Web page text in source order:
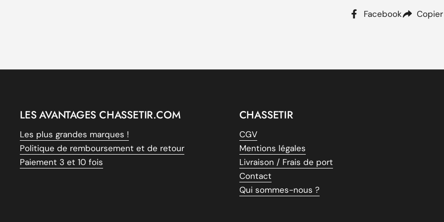
Stabilité au sol :
solide, même par
Manège
formes
créent une attraction
chances de succès
intempéries, offrant
extérieures les plus
Facebook
LES AVANTAGES CHASSETIR.COM
Les plus grandes marques !
Politique de remboursement et de retour
Paiement 3 et 10 fois
CHASSETIR
CGV
Mentions légales
Livraison / Frais de port
Contact
Qui sommes-nous ?